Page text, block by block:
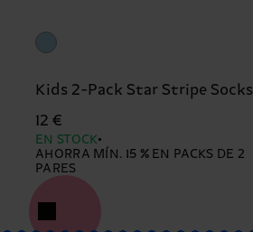
Kids 2-Pack Star Stripe Socks
12 €
EN STOCK
AHORRA MÍN. 15 % EN PACKS DE 2
PARES